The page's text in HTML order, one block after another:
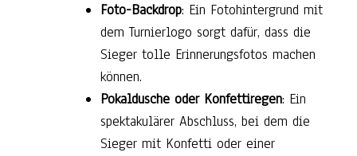
Foto-Backdrop: Ein Fotohintergrund mit
dem Turnierlogo sorgt dafür, dass die
Sieger tolle Erinnerungsfotos machen
können.
Pokaldusche oder Konfettiregen: Ein
spektakulärer Abschluss, bei dem die
Sieger mit Konfetti oder einer